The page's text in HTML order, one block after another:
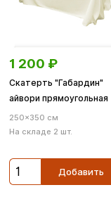
1 200 ₽
Скатерть "Габардин"
айвори прямоугольная
250×350 см
На складе 2 шт.
Добавить